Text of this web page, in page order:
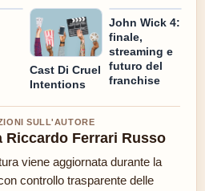
Cast Di Cruel
Intentions
John Wick 4:
finale,
streaming e
futuro del
franchise
SULL'AUTORE
Riccardo Ferrari Russo
viene aggiornata durante la
controllo trasparente delle